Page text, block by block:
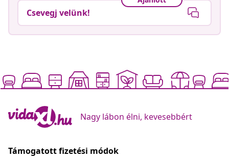
Csevegj velünk!
Nagy lábon élni, kevesebbért
Támogatott fizetési módok